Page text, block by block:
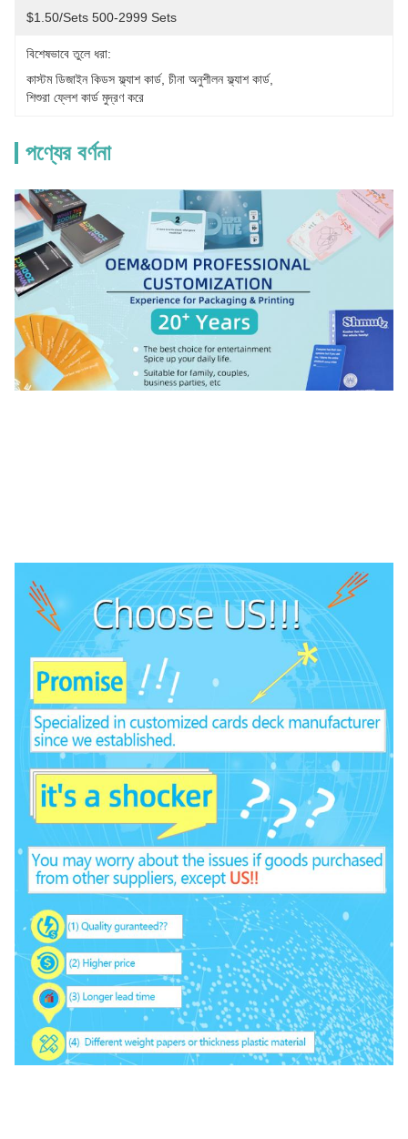
$1.50/sets 500-2999 Sets
বিশেষভাবে তুলে ধরা:
কাস্টম ডিজাইন কিডস ফ্ল্যাশ কার্ড, চীনা অনুশীলন ফ্ল্যাশ কার্ড,
শিশুরা ফ্লেশ কার্ড মুদ্রণ করে
পণ্যের বর্ণনা